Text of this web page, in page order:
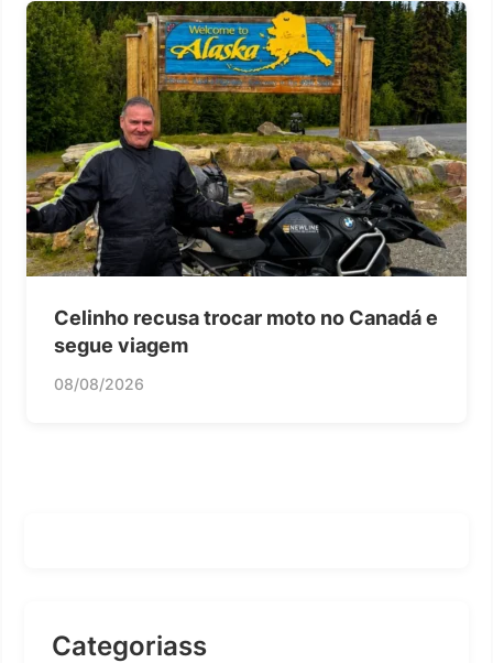
Celinho recusa trocar moto no Canadá e
segue viagem
08/08/2026
Categoriass